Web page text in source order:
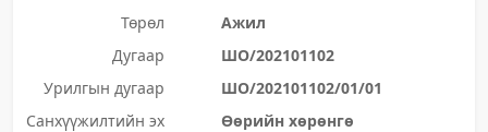
Төрөл
Ажил
Дугаар
ШО/202101102
Урилгын дугаар
ШО/202101102/01/01
Санхүүжилтийн эх
Өөрийн хөрөнгө